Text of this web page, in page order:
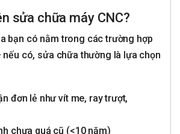
sửa chữa máy CNC?
bạn có nằm trong các trường hợp
nếu có, sửa chữa thường là lựa chọn
đơn lẻ như vít me, ray trượt,
chưa quá cũ (<10 năm)